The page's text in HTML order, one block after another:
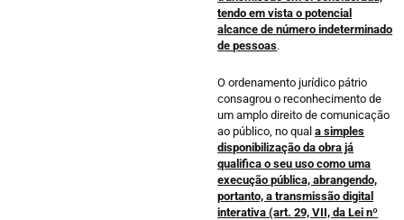
tendo em vista o potencial
alcance de número indeterminado
de pessoas.
O ordenamento jurídico pátrio
consagrou o reconhecimento de
um amplo direito de comunicação
ao público, no quala simples
disponibilização da obra já
qualifica o seu uso como uma
execução pública, abrangendo,
portanto, a transmissão digital
interativa (art. 29, VII, da Lei nº